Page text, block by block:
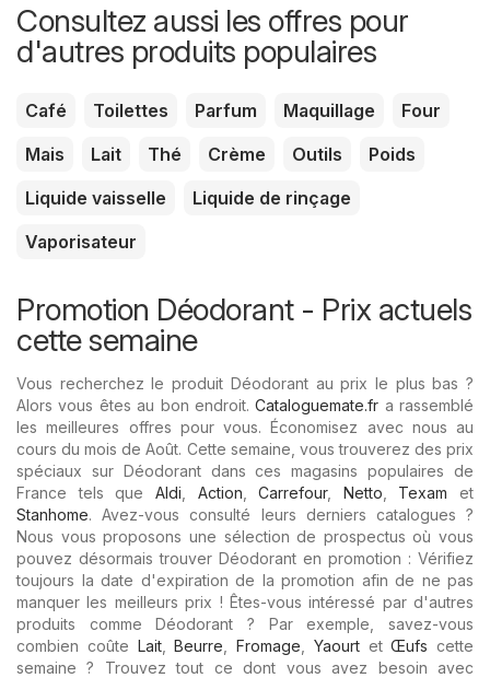
Consultez aussi les offres pour
d'autres produits populaires
Café Toilettes Parfum Maquillage
Four
Mais
Lait Thé Crème Outils
Poids
Liquide vaisselle
Liquide de rinçage
Vaporisateur
Promotion Déodorant - Prix ​​actuels
cette semaine
Vous recherchez le produit Déodorant au prix le plus bas ?
Alors vous êtes au bon endroit.Cataloguemate.fr a rassemblé
les meilleures offres pour vous. Économisez avec nous au
cours du mois de Août. Cette semaine, vous trouverez des prix
spéciaux sur Déodorant dans ces magasins populaires de
France tels que Aldi Action ,Carrefour, Netto Texam et
Stanhome. Avez-vous consulté leurs derniers catalogues ?
Nous vous proposons une sélection de prospectus où vous
pouvez désormais trouver Déodorant en promotion : Vérifiez
toujours la date d'expiration de la promotion afin de ne pas
manquer les meilleurs prix ! Êtes-vous intéressé par d'autres
produits comme Déodorant ? Par exemple, savez-vous
combien coûte Lait,Beurre Fromage YaourtetŒufs cette
semaine ? Trouvez tout ce dont vous avez besoin avec